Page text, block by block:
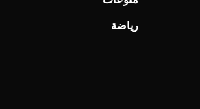
رياضة